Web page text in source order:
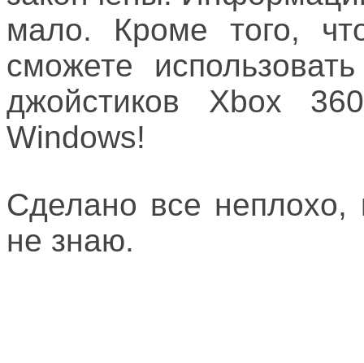
мало. Кроме того,
сможете
джойстиков Xbox
Windows!
Сделано все неплохо,
не знаю.